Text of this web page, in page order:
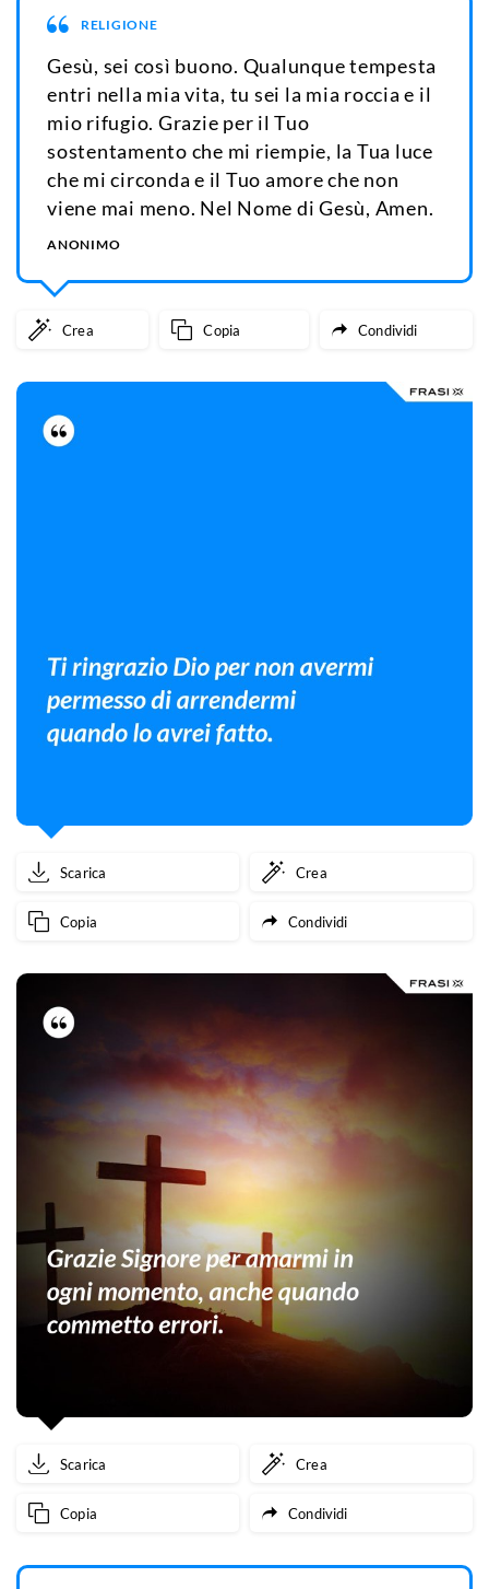
RELIGIONE
Gesù, sei così buono. Qualunque tempesta
entri nella mia vita, tu sei la mia roccia e il
mio rifugio. Grazie per il Tuo
sostentamento che mi riempie, la Tua luce
che mi circonda e il Tuo amore che non
viene mai meno. Nel Nome di Gesù, Amen.
ANONIMO
Crea Copia Condividi
Scarica Crea
Copia Condividi
Scarica Crea
Copia Condividi